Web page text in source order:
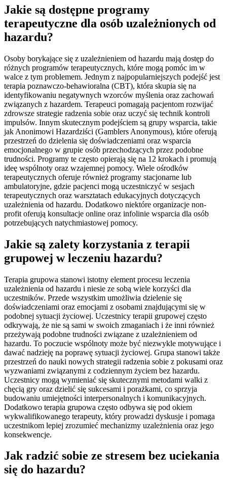
Jakie są dostępne programy
terapeutyczne dla osób uzależnionych od
hazardu?
Osoby borykające się z uzależnieniem od hazardu mają dostęp do
różnych programów terapeutycznych, które mogą pomóc im w
walce z tym problemem. Jednym z najpopularniejszych podejść jest
terapia poznawczo-behawioralna (CBT), która skupia się na
identyfikowaniu negatywnych wzorców myślenia oraz zachowań
związanych z hazardem. Terapeuci pomagają pacjentom rozwijać
zdrowsze strategie radzenia sobie oraz uczyć się technik kontroli
impulsów. Innym skutecznym podejściem są grupy wsparcia, takie
jak Anonimowi Hazardziści (Gamblers Anonymous), które oferują
przestrzeń do dzielenia się doświadczeniami oraz wsparcia
emocjonalnego w grupie osób przechodzących przez podobne
trudności. Programy te często opierają się na 12 krokach i promują
ideę wspólnoty oraz wzajemnej pomocy. Wiele ośrodków
terapeutycznych oferuje również programy stacjonarne lub
ambulatoryjne, gdzie pacjenci mogą uczestniczyć w sesjach
terapeutycznych oraz warsztatach edukacyjnych dotyczących
uzależnienia od hazardu. Dodatkowo niektóre organizacje non-
profit oferują konsultacje online oraz infolinie wsparcia dla osób
potrzebujących natychmiastowej pomocy.
Jakie są zalety korzystania z terapii
grupowej w leczeniu hazardu?
Terapia grupowa stanowi istotny element procesu leczenia
uzależnienia od hazardu i niesie ze sobą wiele korzyści dla
uczestników. Przede wszystkim umożliwia dzielenie się
doświadczeniami oraz emocjami z osobami znajdującymi się w
podobnej sytuacji życiowej. Uczestnicy terapii grupowej często
odkrywają, że nie są sami w swoich zmaganiach i że inni również
przeżywają podobne trudności związane z uzależnieniem od
hazardu. To poczucie wspólnoty może być niezwykle motywujące i
dawać nadzieję na poprawę sytuacji życiowej. Grupa stanowi także
przestrzeń do nauki nowych strategii radzenia sobie z pokusami oraz
wyzwaniami związanymi z codziennym życiem bez hazardu.
Uczestnicy mogą wymieniać się skutecznymi metodami walki z
chęcią gry oraz dzielić się sukcesami i porażkami, co sprzyja
budowaniu umiejętności interpersonalnych i komunikacyjnych.
Dodatkowo terapia grupowa często odbywa się pod okiem
wykwalifikowanego terapeuty, który prowadzi dyskusje i pomaga
uczestnikom lepiej zrozumieć mechanizmy uzależnienia oraz jego
konsekwencje.
Jak radzić sobie ze stresem bez uciekania
się do hazardu?